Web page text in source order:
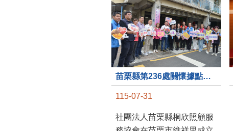
苗栗縣第236處關懷據點在苗栗市維祥里揭牌
115-07-31
社團法人苗栗縣桐欣照顧服